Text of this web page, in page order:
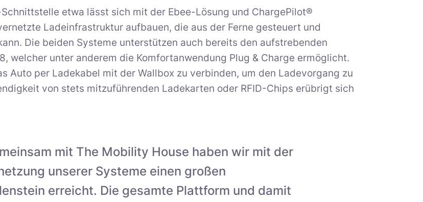
etwa lässt sich mit der Ebee-Lösung und ChargePilot®
Ladeinfrastruktur aufbauen, die aus der Ferne gesteuert und
Die beiden Systeme unterstützen auch bereits den aufstrebenden
welcher unter anderem die Komfortanwendung Plug & Charge ermöglicht.
Auto per Ladekabel mit der Wallbox zu verbinden, um den Ladevorgang zu
von stets mitzuführenden Ladekarten oder RFID-Chips erübrigt sich
mit The Mobility House haben wir mit der
unserer Systeme einen großen
erreicht. Die gesamte Plattform und damit